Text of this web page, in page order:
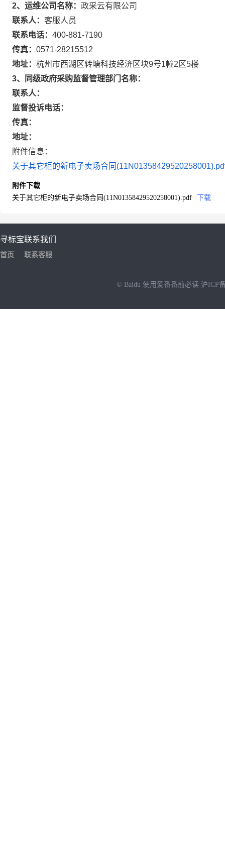
2、运维公司名称： 政采云有限公司
联系人： 客服人员
联系电话： 400-881-7190
传真： 0571-28215512
地址： 杭州市西湖区转塘科技经济区块9号1幢2区5楼
3、同级政府采购监督管理部门名称：
联系人：
监督投诉电话：
传真：
地址：
附件信息：
关于其它柜的新电子卖场合同
附件下载
关于其它柜的新电子卖场合同(11N01358429520258001).pdf
下载
寻标宝
首页
联系我们
联系客服
© Baidu 使用爱番番前必读 沪ICP